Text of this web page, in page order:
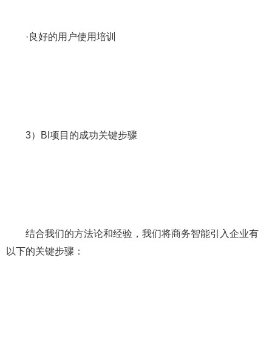
·良好的用户使用培训
3）BI项目的成功关键步骤
结合我们的方法论和经验，我们将商务智能引入企业有
以下的关键步骤：